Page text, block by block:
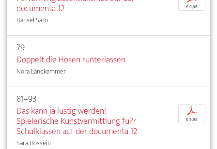
documenta 12
Hansel Sato
€ 9,95
79
Doppelt die Hosen runterlassen
Nora Landkammer
81–93
Das kann ja lustig werden!.
Spielerische Kunstvermittlung fu?r
Schulklassen auf der documenta 12
Sara Hossein
p
€ 9,95